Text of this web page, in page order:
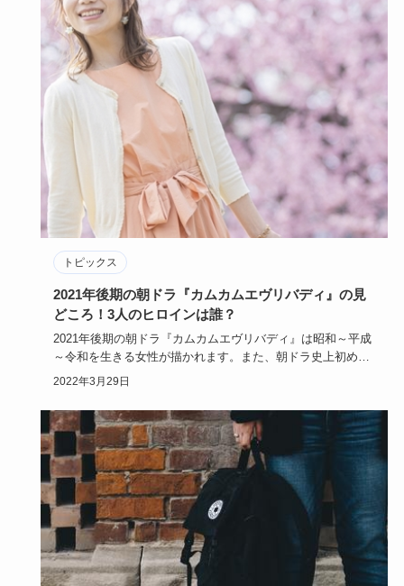
トピックス
2021年後期の朝ドラ『カムカムエヴリバディ』の見
どころ！3人のヒロインは誰？
2021年後期の朝ドラ『カムカムエヴリバディ』は昭和～平成
～令和を生きる女性が描かれます。また、朝ドラ史上初めて
ヒロインが…
2022年3月29日